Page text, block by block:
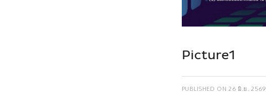
Picture1
PUBLISHED ON 26 มิ.ย. 2569